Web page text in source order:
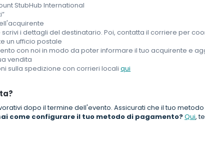
StubHub International
scrivi i dettagli del destinatario. Poi, contatta il corriere per
un ufficio postale
con noi in modo da poter informare il tuo acquirente e
vendita
sulla spedizione con corrieri localiqui
dopo il termine dell'evento. Assicurati che il tuo metodo
come configurare il tuo metodo di pagamento?Qui,